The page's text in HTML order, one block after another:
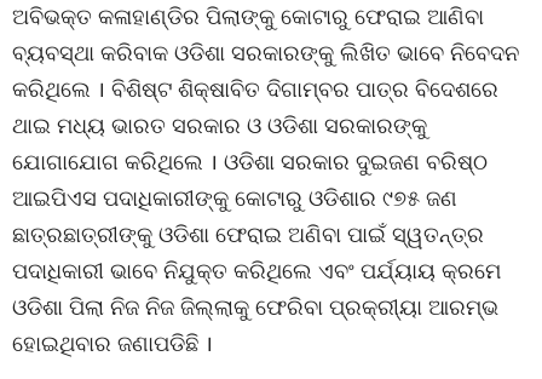
ଅବିଭକ୍ତ କଳାହାଣ୍ଡିର ପିଲାଙ୍କୁ କୋଟାରୁ ଫେରାଇ ଆଣିବା
ବ୍ୟବସ୍ଥା କରିବାକ ଓଡିଶା ସରକାରଙ୍କୁ ଲିଖିତ ଭାବେ ନିବେଦନ
କରିଥିଲେ । ବିଶିଷ୍ଟ ଶିକ୍ଷାବିତ ଦିଗାମ୍ବର ପାତ୍ର ବିଦେଶରେ
ଥାଇ ମଧ୍ୟ ଭାରତ ସରକାର ଓ ଓଡିଶା ସରକାରଙ୍କୁ
ଯୋଗାଯୋଗ କରିଥିଲେ । ଓଡିଶା ସରକାର ଦୁଇଜଣ ବରିଷ୍ଠ
ଆଇପିଏସ ପଦାଧିକାରୀଙ୍କୁ କୋଟାରୁ ଓଡିଶାର ୯୭୫ ଜଣ
ଛାତ୍ରଛାତ୍ରୀଙ୍କୁ ଓଡିଶା ଫେରାଇ ଅଣିବା ପାଇଁ ସ୍ୱତନ୍ତ୍ର
ପଦାଧିକାରୀ ଭାବେ ନିଯୁକ୍ତ କରିଥିଲେ ଏବଂ ପର୍ଯ୍ୟାୟ କ୍ରମେ
ଓଡିଶା ପିଲା ନିଜ ନିଜ ଜିଲ୍ଲାକୁ ଫେରିବା ପ୍ରକ୍ରୀ୍ୟା ଆରମ୍ଭ
ହୋଇଥିବାର ଜଣାପଡିଛି ।